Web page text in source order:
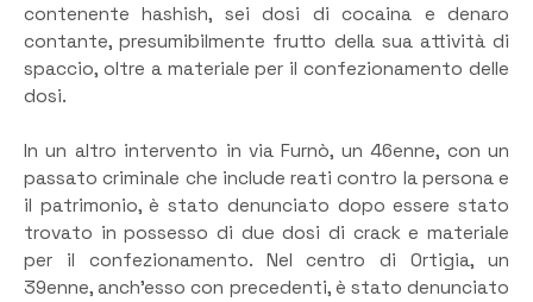
contenente hashish, sei dosi di cocaina e denaro
contante, presumibilmente frutto della sua attività di
spaccio, oltre a materiale per il confezionamento delle
dosi.
In un altro intervento in via Furnò, un 46enne, con un
passato criminale che include reati contro la persona e
il patrimonio, è stato denunciato dopo essere stato
trovato in possesso di due dosi di crack e materiale
per il confezionamento. Nel centro di Ortigia, un
39enne, anch’esso con precedenti, è stato denunciato